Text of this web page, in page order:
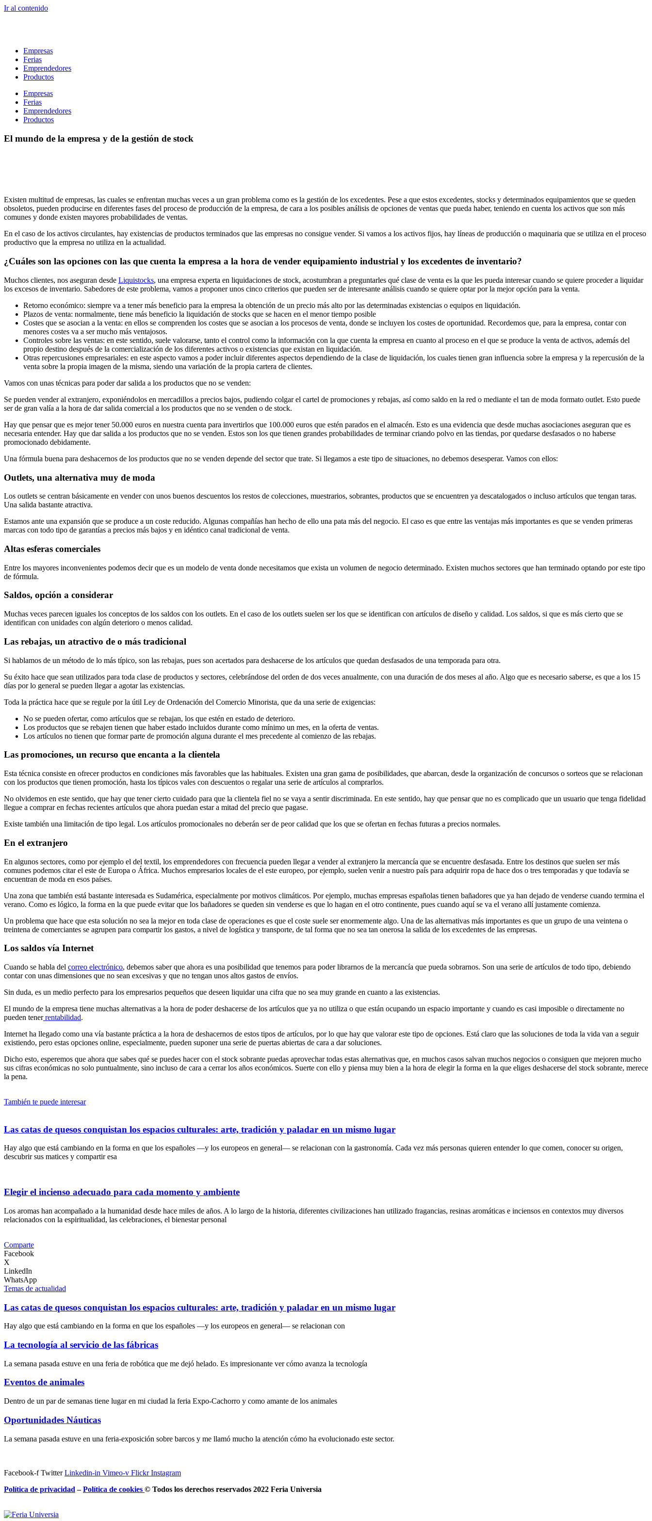
Ir al contenido
Empresas
Ferias
Emprendedores
Productos
Empresas
Ferias
Emprendedores
Productos
El mundo de la empresa y de la gestión de stock
Existen multitud de empresas, las cuales se enfrentan muchas veces a un gran problema como es la gestión de los excedentes. Pese a que estos excedentes, stocks y determinados equipamientos que se queden
obsoletos, pueden producirse en diferentes fases del proceso de producción de la empresa, de cara a los posibles análisis de opciones de ventas que pueda haber, teniendo en cuenta los activos que son más
comunes y donde existen mayores probabilidades de ventas.
En el caso de los activos circulantes, hay existencias de productos terminados que las empresas no consigue vender. Si vamos a los activos fijos, hay líneas de producción o maquinaria que se utiliza en el proceso
productivo que la empresa no utiliza en la actualidad.
¿Cuáles son las opciones con las que cuenta la empresa a la hora de vender equipamiento industrial y los excedentes de inventario?
Muchos clientes, nos aseguran desde Liquistocks, una empresa experta en liquidaciones de stock, acostumbran a preguntarles qué clase de venta es la que les pueda interesar cuando se quiere proceder a liquidar
los excesos de inventario. Sabedores de este problema, vamos a proponer unos cinco criterios que pueden ser de interesante análisis cuando se quiere optar por la mejor opción para la venta.
Retorno económico: siempre va a tener más beneficio para la empresa la obtención de un precio más alto por las determinadas existencias o equipos en liquidación.
Plazos de venta: normalmente, tiene más beneficio la liquidación de stocks que se hacen en el menor tiempo posible
Costes que se asocian a la venta: en ellos se comprenden los costes que se asocian a los procesos de venta, donde se incluyen los costes de oportunidad. Recordemos que, para la empresa, contar con
menores costes va a ser mucho más ventajosos.
Controles sobre las ventas: en este sentido, suele valorarse, tanto el control como la información con la que cuenta la empresa en cuanto al proceso en el que se produce la venta de activos, además del
propio destino después de la comercialización de los diferentes activos o existencias que existan en liquidación.
Otras repercusiones empresariales: en este aspecto vamos a poder incluir diferentes aspectos dependiendo de la clase de liquidación, los cuales tienen gran influencia sobre la empresa y la repercusión de la
venta sobre la propia imagen de la misma, siendo una variación de la propia cartera de clientes.
Vamos con unas técnicas para poder dar salida a los productos que no se venden:
Se pueden vender al extranjero, exponiéndolos en mercadillos a precios bajos, pudiendo colgar el cartel de promociones y rebajas, así como saldo en la red o mediante el tan de moda formato outlet. Esto puede
ser de gran valía a la hora de dar salida comercial a los productos que no se venden o de stock.
Hay que pensar que es mejor tener 50.000 euros en nuestra cuenta para invertirlos que 100.000 euros que estén parados en el almacén. Esto es una evidencia que desde muchas asociaciones aseguran que es
necesaria entender. Hay que dar salida a los productos que no se venden. Estos son los que tienen grandes probabilidades de terminar criando polvo en las tiendas, por quedarse desfasados o no haberse
promocionado debidamente.
Una fórmula buena para deshacernos de los productos que no se venden depende del sector que trate. Si llegamos a este tipo de situaciones, no debemos desesperar. Vamos con ellos:
Outlets, una alternativa muy de moda
Los outlets se centran básicamente en vender con unos buenos descuentos los restos de colecciones, muestrarios, sobrantes, productos que se encuentren ya descatalogados o incluso artículos que tengan taras.
Una salida bastante atractiva.
Estamos ante una expansión que se produce a un coste reducido. Algunas compañías han hecho de ello una pata más del negocio. El caso es que entre las ventajas más importantes es que se venden primeras
marcas con todo tipo de garantías a precios más bajos y en idéntico canal tradicional de venta.
Altas esferas comerciales
Entre los mayores inconvenientes podemos decir que es un modelo de venta donde necesitamos que exista un volumen de negocio determinado. Existen muchos sectores que han terminado optando por este tipo
de fórmula.
Saldos, opción a considerar
Muchas veces parecen iguales los conceptos de los saldos con los outlets. En el caso de los outlets suelen ser los que se identifican con artículos de diseño y calidad. Los saldos, si que es más cierto que se
identifican con unidades con algún deterioro o menos calidad.
Las rebajas, un atractivo de o más tradicional
Si hablamos de un método de lo más típico, son las rebajas, pues son acertados para deshacerse de los artículos que quedan desfasados de una temporada para otra.
Su éxito hace que sean utilizados para toda clase de productos y sectores, celebrándose del orden de dos veces anualmente, con una duración de dos meses al año. Algo que es necesario saberse, es que a los 15
días por lo general se pueden llegar a agotar las existencias.
Toda la práctica hace que se regule por la útil Ley de Ordenación del Comercio Minorista, que da una serie de exigencias:
No se pueden ofertar, como artículos que se rebajan, los que estén en estado de deterioro.
Los productos que se rebajen tienen que haber estado incluidos durante como mínimo un mes, en la oferta de ventas.
Los artículos no tienen que formar parte de promoción alguna durante el mes precedente al comienzo de las rebajas.
Las promociones, un recurso que encanta a la clientela
Esta técnica consiste en ofrecer productos en condiciones más favorables que las habituales. Existen una gran gama de posibilidades, que abarcan, desde la organización de concursos o sorteos que se relacionan
con los productos que tienen promoción, hasta los típicos vales con descuentos o regalar una serie de artículos al comprarlos.
No olvidemos en este sentido, que hay que tener cierto cuidado para que la clientela fiel no se vaya a sentir discriminada. En este sentido, hay que pensar que no es complicado que un usuario que tenga fidelidad
llegue a comprar en fechas recientes artículos que ahora puedan estar a mitad del precio que pagase.
Existe también una limitación de tipo legal. Los artículos promocionales no deberán ser de peor calidad que los que se ofertan en fechas futuras a precios normales.
En el extranjero
En algunos sectores, como por ejemplo el del textil, los emprendedores con frecuencia pueden llegar a vender al extranjero la mercancía que se encuentre desfasada. Entre los destinos que suelen ser más
comunes podemos citar el este de Europa o África. Muchos empresarios locales de el este europeo, por ejemplo, suelen venir a nuestro país para adquirir ropa de hace dos o tres temporadas y que todavía se
encuentran de moda en esos países.
Una zona que también está bastante interesada es Sudamérica, especialmente por motivos climáticos. Por ejemplo, muchas empresas españolas tienen bañadores que ya han dejado de venderse cuando termina el
verano. Como es lógico, la forma en la que puede evitar que los bañadores se queden sin venderse es que lo hagan en el otro continente, pues cuando aquí se va el verano allí justamente comienza.
Un problema que hace que esta solución no sea la mejor en toda clase de operaciones es que el coste suele ser enormemente algo. Una de las alternativas más importantes es que un grupo de una veintena o
treintena de comerciantes se agrupen para compartir los gastos, a nivel de logística y transporte, de tal forma que no sea tan onerosa la salida de los excedentes de las empresas.
Los saldos vía Internet
Cuando se habla del correo electrónico, debemos saber que ahora es una posibilidad que tenemos para poder librarnos de la mercancía que pueda sobrarnos. Son una serie de artículos de todo tipo, debiendo
contar con unas dimensiones que no sean excesivas y que no tengan unos altos gastos de envíos.
Sin duda, es un medio perfecto para los empresarios pequeños que deseen liquidar una cifra que no sea muy grande en cuanto a las existencias.
El mundo de la empresa tiene muchas alternativas a la hora de poder deshacerse de los artículos que ya no utiliza o que están ocupando un espacio importante y cuando es casi imposible o directamente no
pueden tenerrentabilidad.
Internet ha llegado como una vía bastante práctica a la hora de deshacernos de estos tipos de artículos, por lo que hay que valorar este tipo de opciones. Está claro que las soluciones de toda la vida van a seguir
existiendo, pero estas opciones online, especialmente, pueden suponer una serie de puertas abiertas de cara a dar soluciones.
Dicho esto, esperemos que ahora que sabes qué se puedes hacer con el stock sobrante puedas aprovechar todas estas alternativas que, en muchos casos salvan muchos negocios o consiguen que mejoren mucho
sus cifras económicas no solo puntualmente, sino incluso de cara a cerrar los años económicos. Suerte con ello y piensa muy bien a la hora de elegir la forma en la que eliges deshacerse del stock sobrante, merece
la pena.
También te puede interesar
Las catas de quesos conquistan los espacios culturales: arte, tradición y paladar en un mismo lugar
Hay algo que está cambiando en la forma en que los españoles —y los europeos en general— se relacionan con la gastronomía. Cada vez más personas quieren entender lo que comen, conocer su origen,
descubrir sus matices y compartir esa
Elegir el incienso adecuado para cada momento y ambiente
Los aromas han acompañado a la humanidad desde hace miles de años. A lo largo de la historia, diferentes civilizaciones han utilizado fragancias, resinas aromáticas e inciensos en contextos muy diversos
relacionados con la espiritualidad, las celebraciones, el bienestar personal
Comparte
Facebook
X
LinkedIn
WhatsApp
Temas de actualidad
Las catas de quesos conquistan los espacios culturales: arte, tradición y paladar en un mismo lugar
Hay algo que está cambiando en la forma en que los españoles —y los europeos en general— se relacionan con
La tecnología al servicio de las fábricas
La semana pasada estuve en una feria de robótica que me dejó helado. Es impresionante ver cómo avanza la tecnología
Eventos de animales
Dentro de un par de semanas tiene lugar en mi ciudad la feria Expo-Cachorro y como amante de los animales
Oportunidades Náuticas
La semana pasada estuve en una feria-exposición sobre barcos y me llamó mucho la atención cómo ha evolucionado este sector.
Facebook-f Twitter Linkedin-in Vimeo-v Flickr Instagram
Política de privacidad –Política de cookies © Todos los derechos reservados 2022 Feria Universia